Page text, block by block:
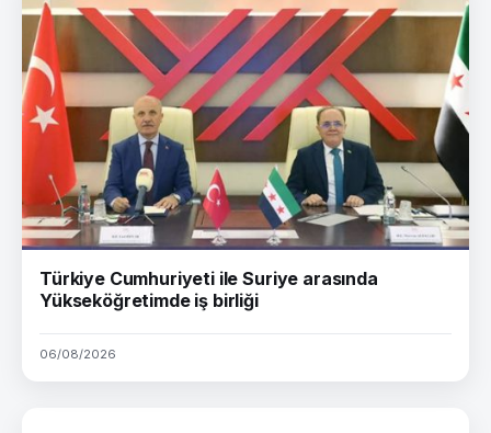
Türkiye Cumhuriyeti ile Suriye arasında
Yükseköğretimde iş birliği
06/08/2026